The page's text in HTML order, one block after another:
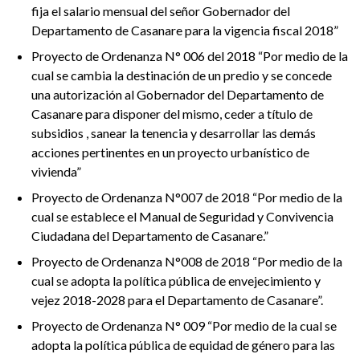
fija el salario mensual del señor Gobernador del
Departamento de Casanare para la vigencia fiscal 2018”
Proyecto de Ordenanza N° 006 del 2018 “Por medio de la
cual se cambia la destinación de un predio y se concede
una autorización al Gobernador del Departamento de
Casanare para disponer del mismo, ceder a título de
subsidios , sanear la tenencia y desarrollar las demás
acciones pertinentes en un proyecto urbanístico de
vivienda”
Proyecto de Ordenanza N°007 de 2018 “Por medio de la
cual se establece el Manual de Seguridad y Convivencia
Ciudadana del Departamento de Casanare.”
Proyecto de Ordenanza N°008 de 2018 “Por medio de la
cual se adopta la política pública de envejecimiento y
vejez 2018-2028 para el Departamento de Casanare”.
Proyecto de Ordenanza N° 009 “Por medio de la cual se
adopta la política pública de equidad de género para las